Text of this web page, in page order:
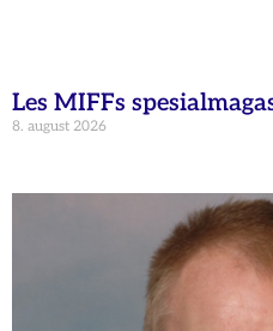
Les MIFFs
8. august 2026